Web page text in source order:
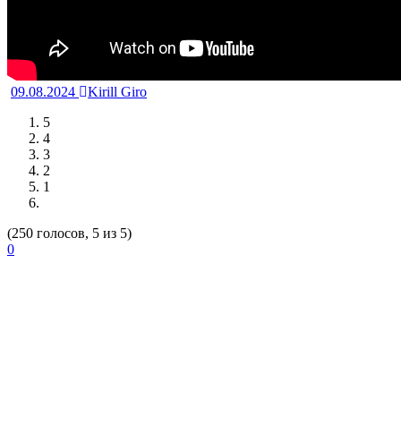
09.08.2024
Kirill Giro
5
4
3
2
1
(250 голосов, 5 из 5)
0